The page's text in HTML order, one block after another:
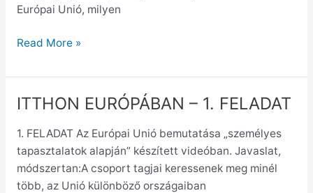
Európai Unió, milyen
Read More »
ITTHON EURÓPÁBAN – 1. FELADAT
1. FELADAT Az Európai Unió bemutatása „személyes
tapasztalatok alapján” készített videóban. Javaslat,
módszertan:A csoport tagjai keressenek meg minél
több, az Unió különböző országaiban
ITTHON
–
1.
FELADAT